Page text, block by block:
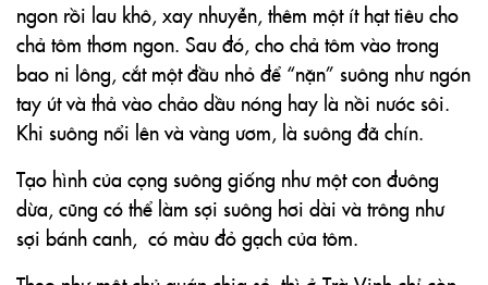
ngon rồi lau khô, xay nhuyễn, thêm một ít hạt tiêu cho
chả tôm thơm ngon. Sau đó, cho chả tôm vào trong
bao ni lông, cắt một đầu nhỏ để “nặn” suông như ngón
tay út và thả vào chảo dầu nóng hay là nồi nước sôi.
Khi suông nổi lên và vàng ươm, là suông đã chín.
Tạo hình của cọng suông giống như một con đuông
dừa, cũng có thể làm sợi suông hơi dài và trông như
sợi bánh canh, có màu đỏ gạch của tôm.